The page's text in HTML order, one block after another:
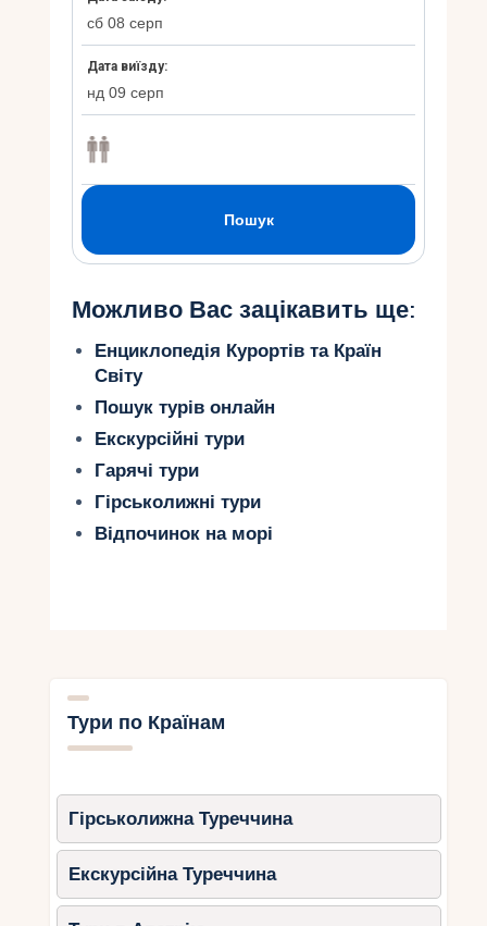
Можливо Вас зацікавить ще:
Енциклопедія Курортів та Країн
Світу
Пошук турів онлайн
Екскурсійні тури
Гарячі тури
Гірськолижні тури
Відпочинок на морі
Тури по Країнам
Гірськолижна Туреччина
Екскурсійна Туреччина